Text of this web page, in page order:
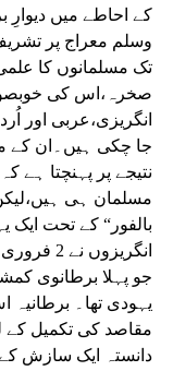
کے احاطے میں دیوارِ
وسلم معراج پر
تک مسلمانوں کا
صخرہ،اس کی
انگریزی،عربی اور
جا چکی ہیں۔ان کے
نتیجے پر پہنچتا
بالفور“ کے تحت ایک
جو پہلا برطانوی
یہودی تھا۔
مقاصد کی تکمیل کے
دانستہ ایک سازش